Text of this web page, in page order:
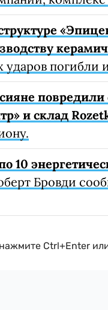
погибли
и склад
10
Бровди
Ctrl+Enter